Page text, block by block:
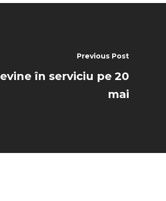
Previous Post
în serviciu pe 20
mai